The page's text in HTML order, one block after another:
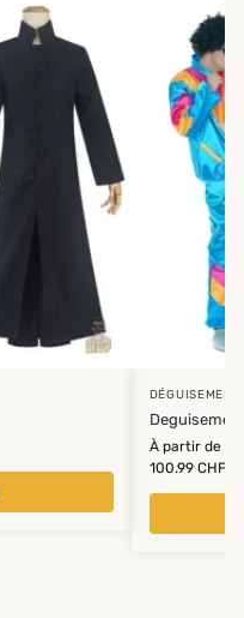
À partir de
100.99 CHF